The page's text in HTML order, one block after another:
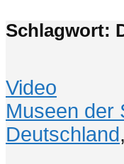
Schlagwort:
Video
Museen der
Deutschland,